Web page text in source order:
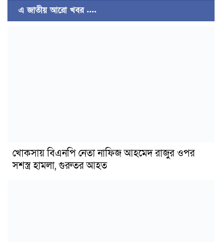
এ জাতীয় আরো খবর ....
খোকসায় বিএনপি নেতা নাফিজ আহমেদ রাজুর ওপর
সশস্ত্র হামলা, গুরুতর আহত